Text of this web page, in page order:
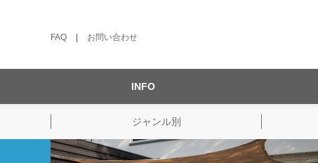
FAQ お問い合わせ
INFO
ジャンル別